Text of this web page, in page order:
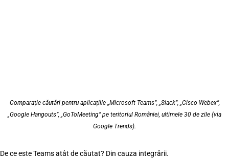
Comparație căutări pentru aplicațiile „Microsoft Teams”, „Slack”, „Cisco Webex”,
„Google Hangouts”, „GoToMeeting” pe teritoriul României, ultimele 30 de zile (via
Google Trends).
De ce este Teams atât de căutat? Din cauza integrării.